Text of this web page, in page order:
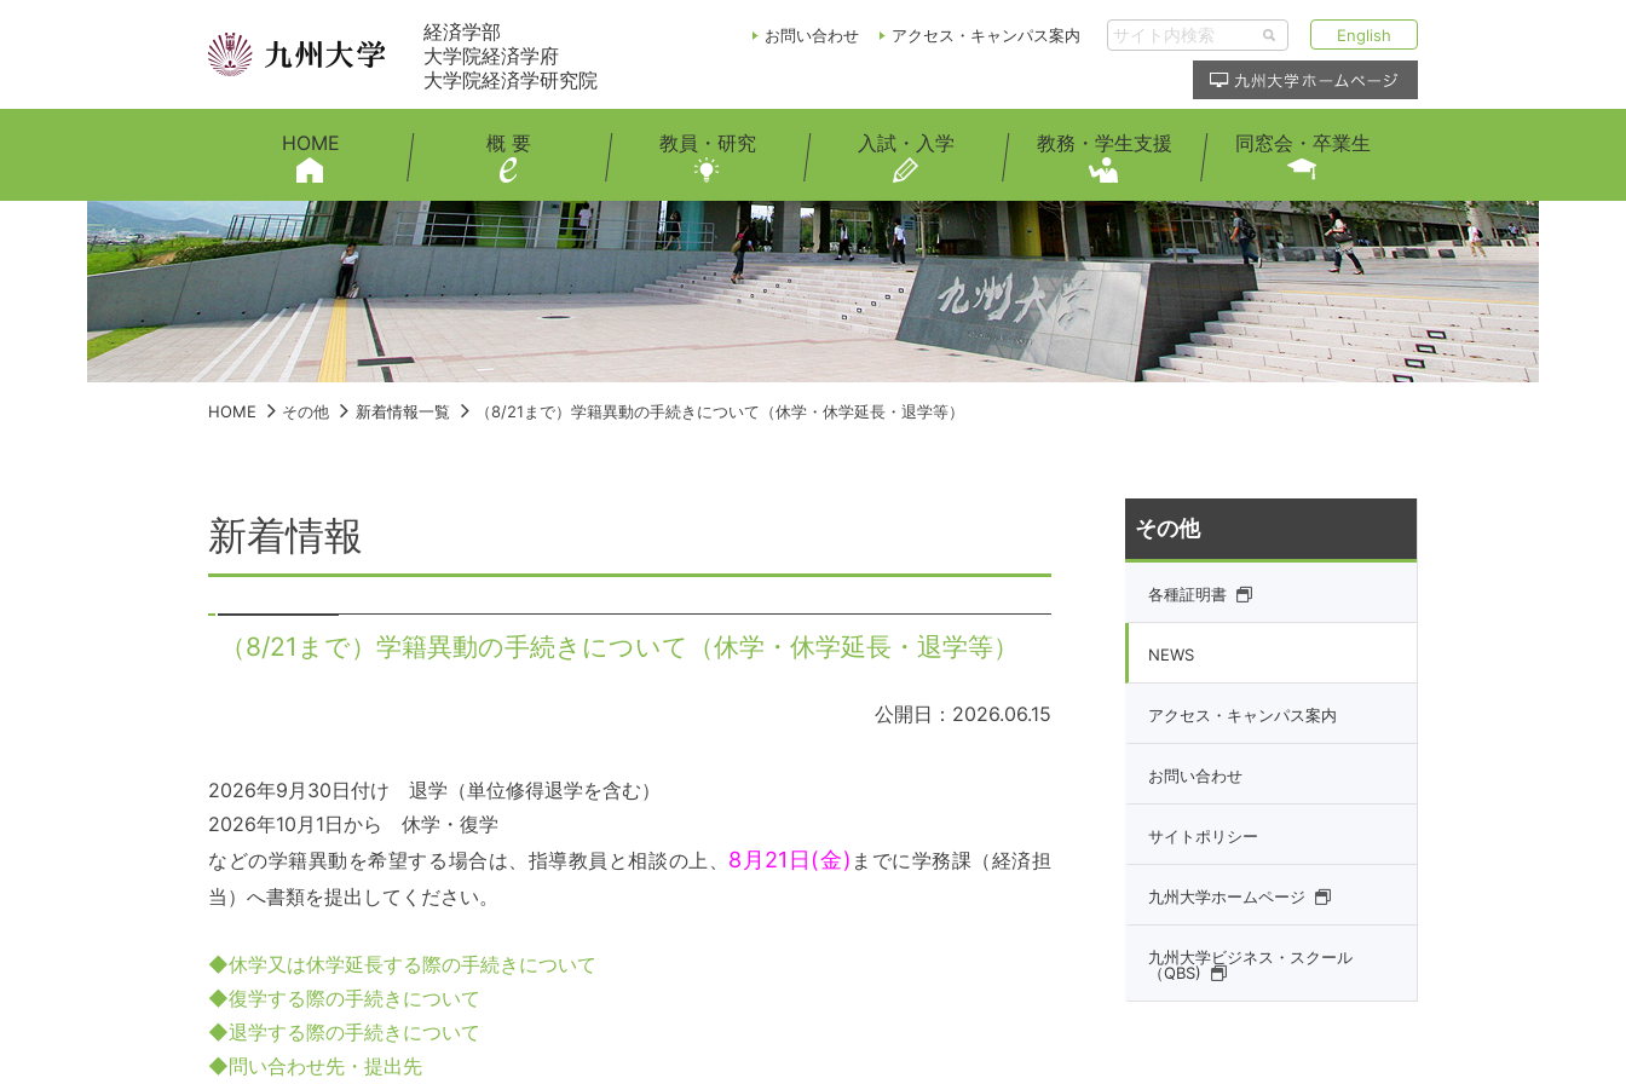
経済学部
大学院経済学府
大学院経済学研究院
お問い合わせ アクセス・キャンパス案内 English
HOME 概 要 教員・研究 入試・入学 教務・学生支援 同窓会・卒業生
HOME その他 新着情報一覧 （8/21まで）学籍異動の手続きについて（休学・休学延長・退学等）
新着情報
（8/21まで）学籍異動の手続きについて（休学・休学延長・退学等）
公開日：2026.06.15
2026年9月30日付け 退学（単位修得退学を含む）
2026年10月1日から 休学・復学
などの学籍異動を希望する場合は、指導教員と相談の上、 8月21日(金) までに学務課（経済担
当）へ書類を提出してください。
◆休学又は休学延長する際の手続きについて
◆復学する際の手続きについて
◆退学する際の手続きについて
◆問い合わせ先・提出先
その他
各種証明書
NEWS
アクセス・キャンパス案内
お問い合わせ
サイトポリシー
九州大学ホームページ
九州大学ビジネス・スクール
（QBS)